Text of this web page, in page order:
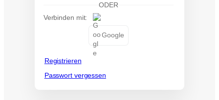
ODER
Verbinden mit:
Google
Registrieren
Passwort vergessen